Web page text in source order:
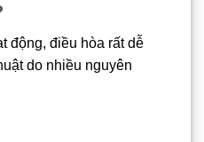
động, điều hòa rất dễ
do nhiều nguyên